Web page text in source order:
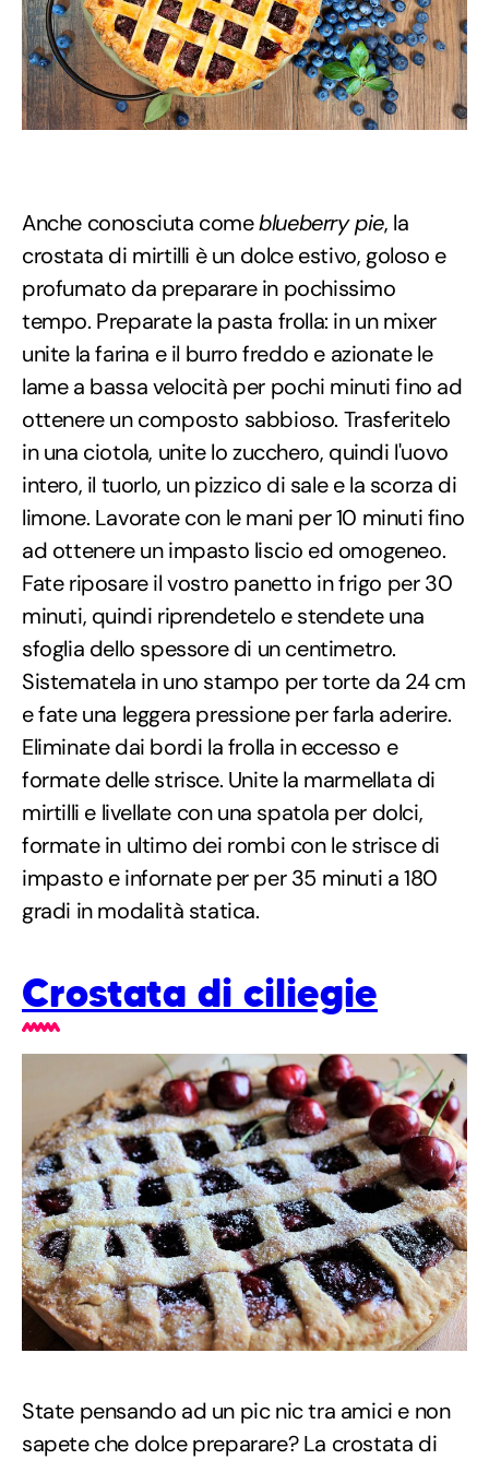
Anche conosciuta comeblueberry pie, la
crostata di mirtilli è un dolce estivo, goloso e
profumato da preparare in pochissimo
tempo. Preparate la pasta frolla: in un mixer
unite la farina e il burro freddo e azionate le
lame a bassa velocità per pochi minuti fino ad
ottenere un composto sabbioso. Trasferitelo
in una ciotola, unite lo zucchero, quindi l'uovo
intero, il tuorlo, un pizzico di sale e la scorza di
limone. Lavorate con le mani per 10 minuti fino
ad ottenere un impasto liscio ed omogeneo.
Fate riposare il vostro panetto in frigo per 30
minuti, quindi riprendetelo e stendete una
sfoglia dello spessore di un centimetro.
Sistematela in uno stampo per torte da 24 cm
e fate una leggera pressione per farla aderire.
Eliminate dai bordi la frolla in eccesso e
formate delle strisce. Unite la marmellata di
mirtilli e livellate con una spatola per dolci,
formate in ultimo dei rombi con le strisce di
impasto e infornate per per 35 minuti a 180
gradi in modalità statica.
Crostata di ciliegie
State pensando ad un pic nic tra amici e non
sapete che dolce preparare? La crostata di